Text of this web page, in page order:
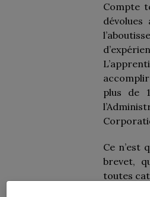
Compte
dévolues
plus de
Ce n’est
brevet,
toutes